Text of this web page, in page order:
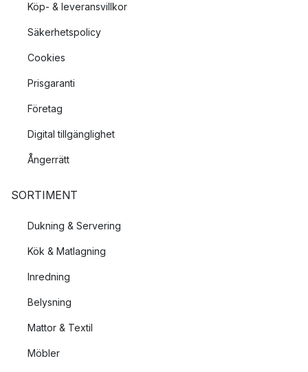
Köp- & leveransvillkor
Säkerhetspolicy
Cookies
Prisgaranti
Företag
Digital tillgänglighet
Ångerrätt
SORTIMENT
Dukning & Servering
Kök & Matlagning
Inredning
Belysning
Mattor & Textil
Möbler